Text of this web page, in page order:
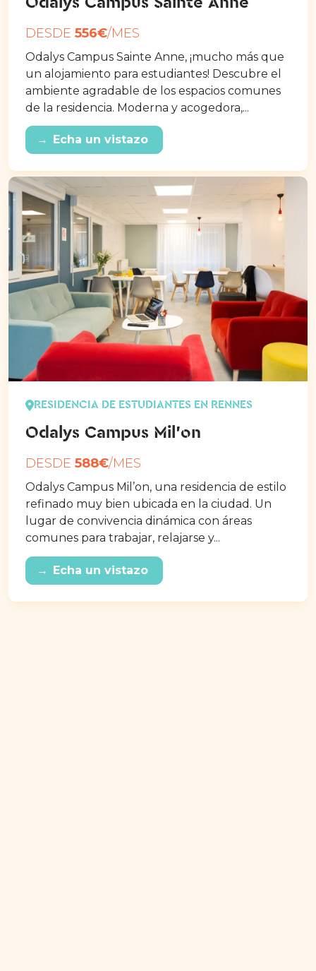
DESDE 556€/MES
Odalys Campus Sainte Anne, ¡mucho más que
un alojamiento para estudiantes! Descubre el
ambiente agradable de los espacios comunes
de la residencia. Moderna y acogedora,...
→ Echa un vistazo
RESIDENCIA DE ESTUDIANTES EN RENNES
Odalys Campus Mil’on
DESDE 588€/MES
Odalys Campus Mil’on, una residencia de estilo
refinado muy bien ubicada en la ciudad. Un
lugar de convivencia dinámica con áreas
comunes para trabajar, relajarse y...
→ Echa un vistazo